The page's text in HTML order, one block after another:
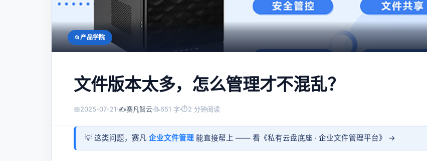
产品学院
文件版本太多，怎么管理才不混乱？
📅2025-07-21 ✍️赛凡智云 📝651 字 ⏱2 分钟阅读
💡 这类问题，赛凡 企业文件管理 能直接帮上 —— 看《私有云盘底座 · 企业文件管理平台》 →